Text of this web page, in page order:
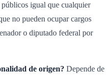
igual que cualquier
no pueden ocupar cargos
o diputado federal por
de origen? Depende de